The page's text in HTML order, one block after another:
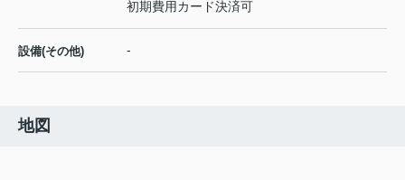
初期費用カード決済可
設備(その他) -
地図